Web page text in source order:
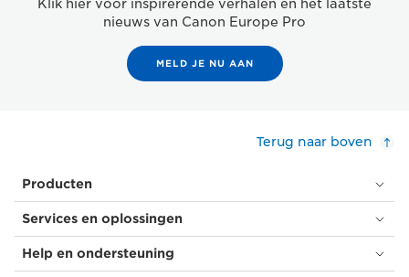
Klik hier voor inspirerende verhalen en het laatste
nieuws van Canon Europe Pro
MELD JE NU AAN
Terug naar boven
Producten
Services en oplossingen
Help en ondersteuning